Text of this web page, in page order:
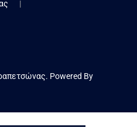
Powered By